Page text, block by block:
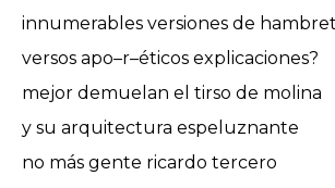
innumerables versiones de hambret
versos apo–r–éticos explicaciones?
mejor demuelan el tirso de molina
y su arquitectura espeluznante
no más gente ricardo tercero